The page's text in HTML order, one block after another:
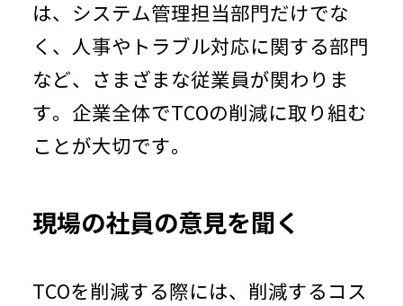
は、システム管理担当部門だけでな
く、人事やトラブル対応に関する部門
など、さまざまな従業員が関わりま
す。企業全体でTCOの削減に取り組む
ことが大切です。
現場の社員の意見を聞く
TCOを削減する際には、削減するコス